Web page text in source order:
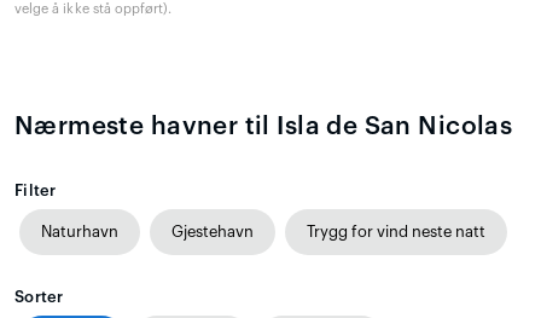
velge å ikke stå oppført).
Nærmeste havner til Isla de San Nicolas
Filter
Naturhavn Gjestehavn Trygg for vind neste natt
Sorter